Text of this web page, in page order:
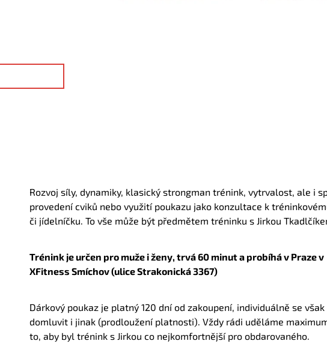
Rozvoj síly, dynamiky, klasický strongman trénink, vytrvalost, ale i
provedení cviků nebo využití poukazu jako konzultace k
či jídelníčku. To vše může být předmětem tréninku s Jirkou
Trénink je určen pro muže i ženy, trvá 60 minut a probíhá v Praze v
XFitness Smíchov (ulice Strakonická 3367)
Dárkový poukaz je platný 120 dní od zakoupení, individuálně se však
domluvit i jinak (prodloužení platnosti). Vždy rádi uděláme
to, aby byl trénink s Jirkou co nejkomfortnější pro obdarovaného.